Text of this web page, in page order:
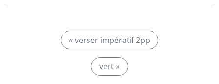
« verser impératif 2pp
vert »